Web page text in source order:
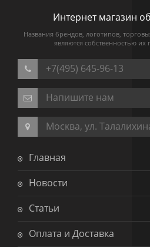
Интернет магазин
Названия брендов, логотипов,
являются собственностью их
+7(495) 645-96-13
Напишите нам
Москва, ул.
Главная
Новости
Статьи
Оплата и Доставка